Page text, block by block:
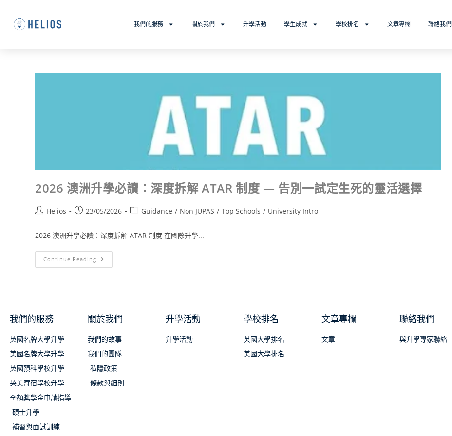
我們的服務 關於我們 升學活動 學生成就 學校排名 文章專欄 聯絡我們
2026 澳洲升學必讀：深度拆解 ATAR 制度 — 告別一試定生死的靈活選擇
Helios 23/05/2026 Guidance / Non JUPAS / Top Schools / University Intro
2026 澳洲升學必讀：深度拆解 ATAR 制度 在國際升學...
Continue Reading
我們的服務
英國名牌大學升學
美國名牌大學升學
英國預科學校升學
英美寄宿學校升學
全額獎學金申請指導
碩士升學
補習與面試訓練
關於我們
我們的故事
我們的團隊
私隱政策
條款與細則
升學活動
升學活動
學校排名
英國大學排名
美國大學排名
文章專欄
文章
聯絡我們
與升學專家聯絡